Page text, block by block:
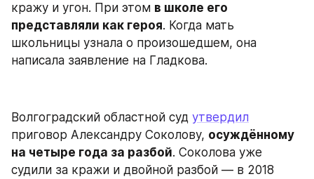
кражу и угон. При этом в школе его
представляли как героя. Когда мать
школьницы узнала о произошедшем, она
написала заявление на Гладкова.
Волгоградский областной суд утвердил
приговор Александру Соколову, осуждённому
на четыре года за разбой. Соколова уже
судили за кражи и двойной разбой — в 2018